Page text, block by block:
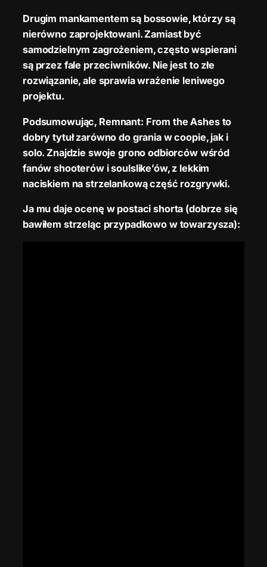
Drugim mankamentem są bossowie, którzy są
nierówno zaprojektowani. Zamiast być
samodzielnym zagrożeniem, często wspierani
są przez fale przeciwników. Nie jest to złe
rozwiązanie, ale sprawia wrażenie leniwego
projektu.
Podsumowując, Remnant: From the Ashes to
dobry tytuł zarówno do grania w coopie, jak i
solo. Znajdzie swoje grono odbiorców wśród
fanów shooterów i soulslike’ów, z lekkim
naciskiem na strzelankową część rozgrywki.
Ja mu daje ocenę w postaci shorta (dobrze się
bawiłem strzeląc przypadkowo w towarzysza):